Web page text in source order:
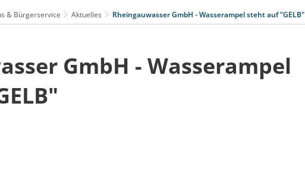
& Bürgerservice Aktuelles Rheingauwasser GmbH - Wasserampel steht auf "GELB"
GmbH - Wasserampel